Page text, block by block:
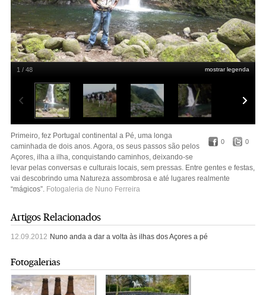
mostrar legenda
1 / 48
0 0
Primeiro, fez Portugal continental a Pé, uma longa
caminhada de dois anos. Agora, os seus passos são pelos
Açores, ilha a ilha, conquistando caminhos, deixando-se
levar pelas conversas e culturais locais, sem pressas. Entre gentes e festas,
vai descobrindo uma Natureza assombrosa e até lugares realmente
“mágicos”. Fotogaleria de Nuno Ferreira
Artigos Relacionados
12.09.2012 Nuno anda a dar a volta às ilhas dos Açores a pé
Fotogalerias